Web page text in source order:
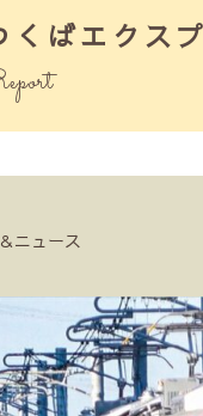
くばエクス
ニュース